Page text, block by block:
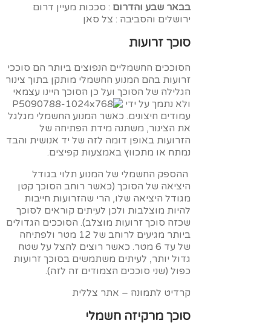
בבאר שבע והדרום : סככות מעיין דרום
ירושלים והסביבה : צל סאן
סוכך זרועות
הסוככים החשמליים הנפוצים ביותר הם סוככי
זרועות בהם המנוע החשמלי מותקן בתוך צינור
הגלילה של הסוכך ועל כן הסוכך היינו עצמאי
ולא נתמך על ידי
עמודים חיצונים. כאשר המנוע החשמלי מגלגל
את הצינור, משתנה מידת הפתיחה של
הזרועות באופן דומה לזה של יד אנושית והבד
נמתח או מתכווץ באמצעות קפיצים.
ההספק החשמלי של המנוע תלוי בגודל
היציאה של הסוכך (כאשר רוחב הסוכך קטן
מגודל היציאה שלו, הרי שהזרועות חייבות
להיות מוצלבות ולכן לעיתים קוראים לסוכך
שכזה סוכך זרועות מוצלב). הסוככים הגדולים
ביותר מגיעים לרוחב של 12 מטר ולפתיחה
של עד 6 מטר. כאשר רוצים להצל על שטח
גדול יותר, לעיתים משתמשים בסוכך זרועות
כפול (שני סוככים הצמודים זה לזה).
קרדיט לתמונה – אתר צללית
סוכך מרקיזה חשמלי